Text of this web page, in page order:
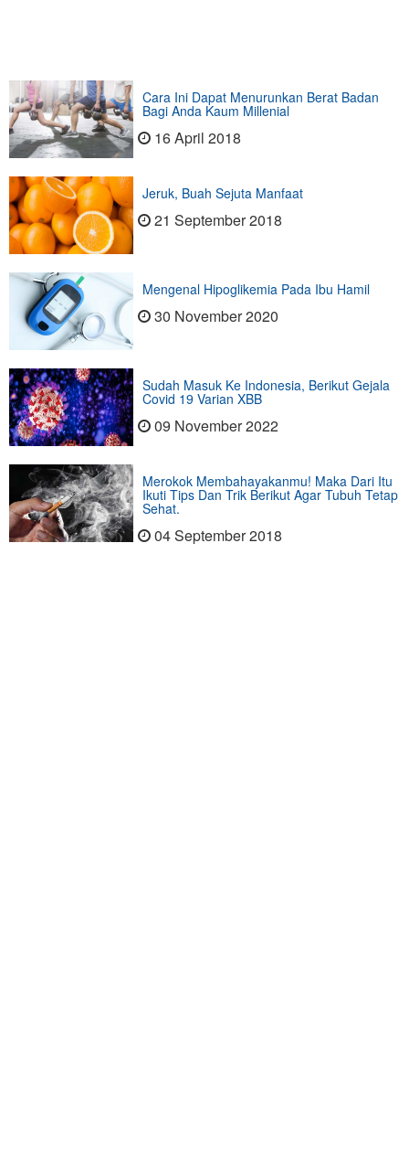
Cara Ini Dapat Menurunkan Berat Badan
Bagi Anda Kaum Millenial
16 April 2018
Jeruk, Buah Sejuta Manfaat
21 September 2018
Mengenal Hipoglikemia Pada Ibu Hamil
30 November 2020
Sudah Masuk Ke Indonesia, Berikut Gejala
Covid 19 Varian XBB
09 November 2022
Merokok Membahayakanmu! Maka Dari Itu
Ikuti Tips Dan Trik Berikut Agar Tubuh Tetap
Sehat.
04 September 2018